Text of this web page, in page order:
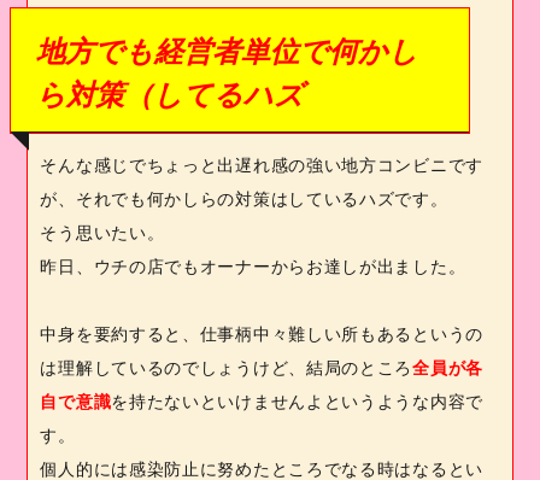
地方でも経営者単位で何かし
ら対策（してるハズ
そんな感じでちょっと出遅れ感の強い地方コンビニです
が、それでも何かしらの対策はしているハズです。
そう思いたい。
昨日、ウチの店でもオーナーからお達しが出ました。
中身を要約すると、仕事柄中々難しい所もあるというの
は理解しているのでしょうけど、結局のところ全員が各
自で意識を持たないといけませんよというような内容で
す。
個人的には感染防止に努めたところでなる時はなるとい